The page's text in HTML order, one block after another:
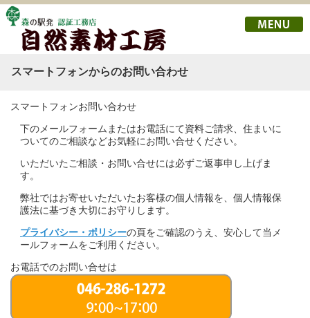
スマートフォンからのお問い合わせ
スマートフォンお問い合わせ
下のメールフォームまたはお電話にて資料ご請求、住まいに
ついてのご相談などお気軽にお問い合せください。
いただいたご相談・お問い合せには必ずご返事申し上げま
す。
弊社ではお寄せいただいたお客様の個人情報を、個人情報保
護法に基づき大切にお守りします。
プライバシー・ポリシーの頁をご確認のうえ、安心して当メ
ールフォームをご利用ください。
お電話でのお問い合せは